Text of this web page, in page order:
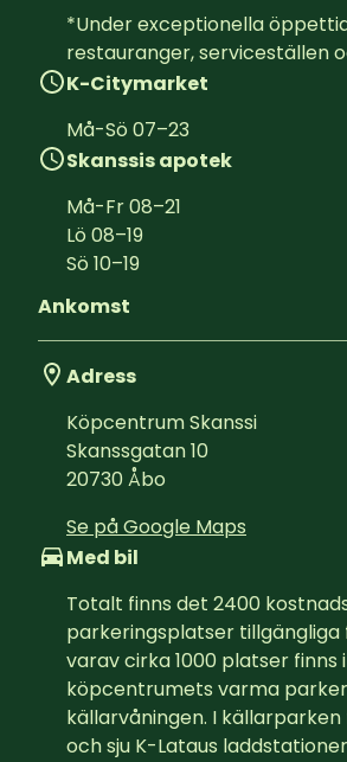
*Under exceptionella
restauranger, serviceställen
K-Citymarket
Må-Sö 07–23
Skanssis apotek
Må-Fr08–21
Lö 08–19
Sö 10–19
Ankomst
Adress
Köpcentrum Skanssi
Skanssgatan 10
20730 Åbo
Se på Google Maps
Med bil
Totalt finns det 2400
parkeringsplatser tillgängliga
varav cirka 1000 platser finns i
köpcentrumets varma
källarvåningen. I källarparken
och sju K-Lataus